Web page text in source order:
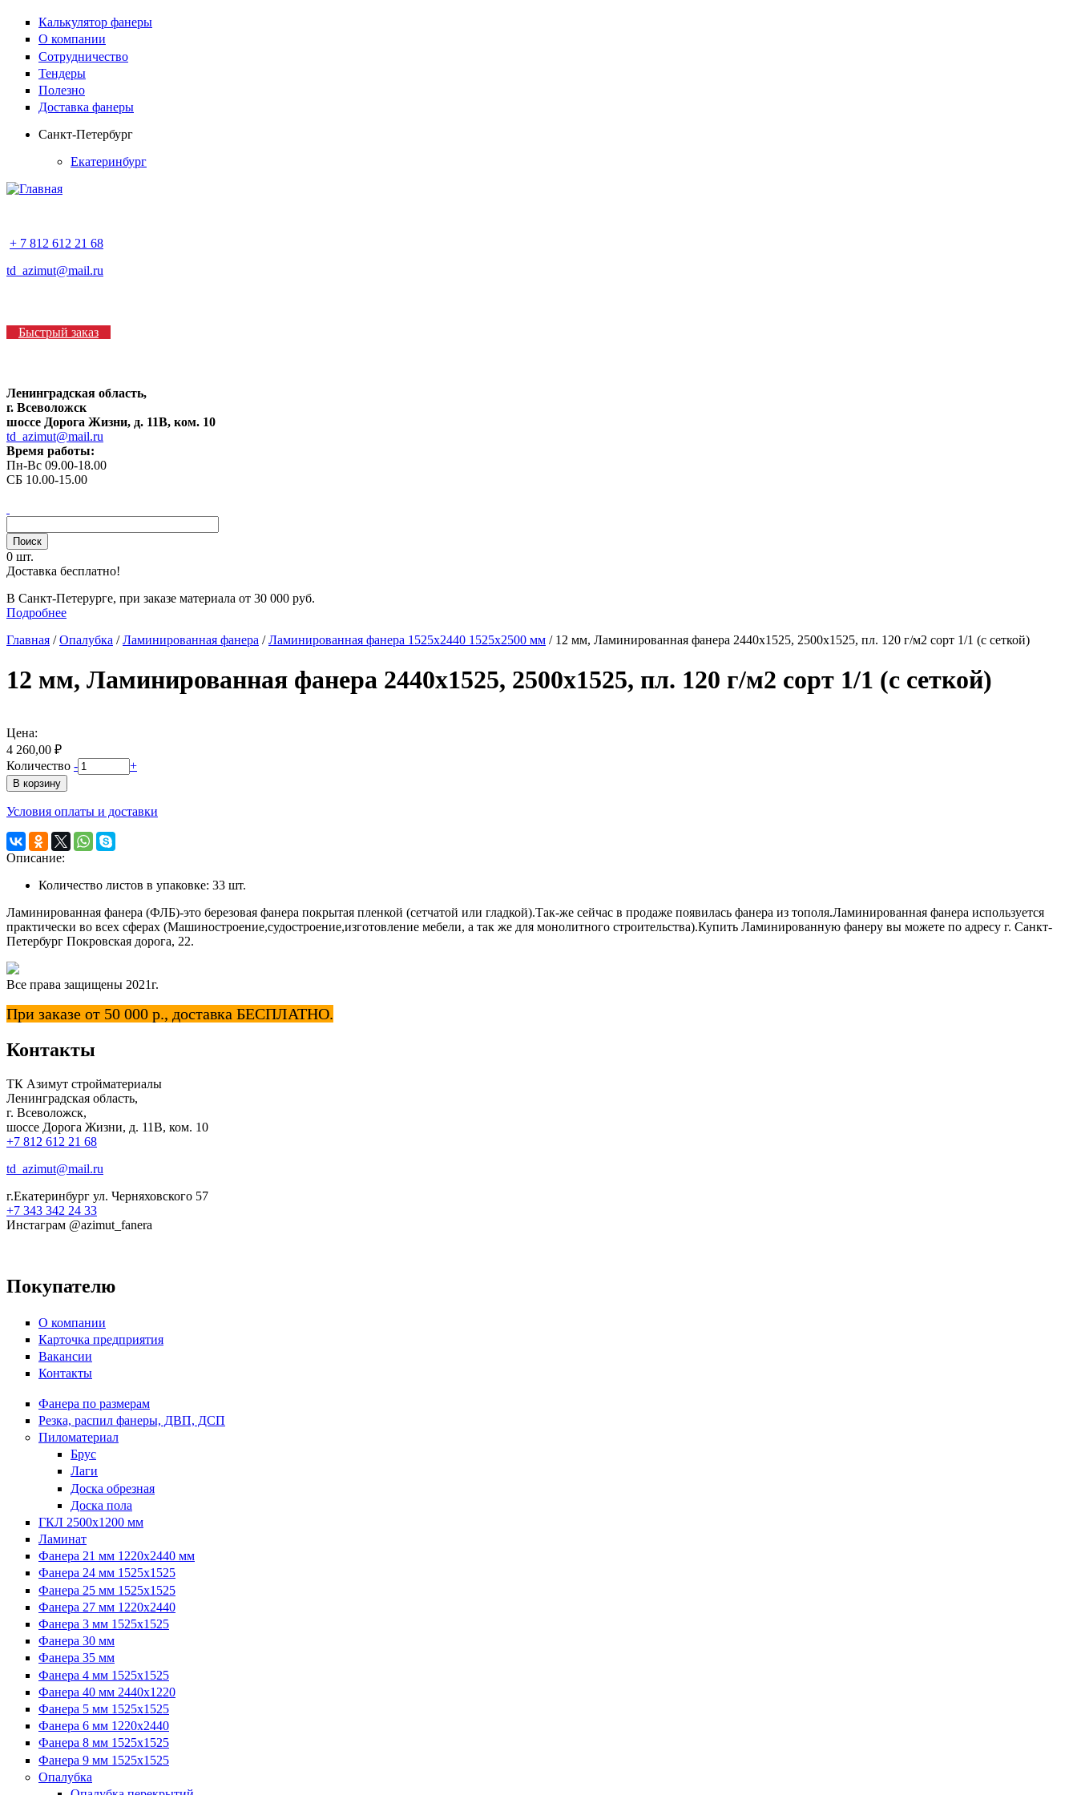
Калькулятор фанеры
О компании
Сотрудничество
Тендеры
Полезно
Доставка фанеры
Санкт-Петербург
Екатеринбург
+ 7 812 612 21 68
td_azimut@mail.ru
Быстрый заказ
Ленинградская область,
г. Всеволожск
шоссе Дорога Жизни, д. 11В, ком. 10
td_azimut@mail.ru
Время работы:
Пн-Вс 09.00-18.00
СБ 10.00-15.00
0 шт.
Доставка бесплатно!
В Санкт-Петерурге, при заказе материала от 30 000 руб.
Подробнее
Главная /Опалубка /Ламинированная фанера /Ламинированная фанера 1525х2440 1525х2500 мм / 12 мм, Ламинированная фанера 2440х1525, 2500х1525, пл. 120 г/м2 сорт 1/1 (с сеткой)
12 мм, Ламинированная фанера 2440х1525, 2500х1525, пл. 120 г/м2 сорт 1/1 (с сеткой)
Цена:
4 260,00 ₽
Количество - +
Условия оплаты и доставки
Описание:
Количество листов в упаковке: 33 шт.
Ламинированная фанера (ФЛБ)-это березовая фанера покрытая пленкой (сетчатой или гладкой).Так-же сейчас в продаже появилась фанера из тополя.Ламинированная фанера используется
практически во всех сферах (Машиностроение,судостроение,изготовление мебели, а так же для монолитного строительства).Купить Ламинированную фанеру вы можете по адресу г. Санкт-
Петербург Покровская дорога, 22.
Все права защищены 2021г.
При заказе от 50 000 р., доставка БЕСПЛАТНО.
Контакты
ТК Азимут стройматериалы
Ленинградская область,
г. Всеволожск,
шоссе Дорога Жизни, д. 11В, ком. 10
+7 812 612 21 68
td_azimut@mail.ru
г.Екатеринбург ул. Черняховского 57
+7 343 342 24 33
Инстаграм @azimut_fanera
Покупателю
О компании
Карточка предприятия
Вакансии
Контакты
Фанера по размерам
Резка, распил фанеры, ДВП, ДСП
Пиломатериал
Брус
Лаги
Доска обрезная
Доска пола
ГКЛ 2500х1200 мм
Ламинат
Фанера 21 мм 1220х2440 мм
Фанера 24 мм 1525х1525
Фанера 25 мм 1525х1525
Фанера 27 мм 1220х2440
Фанера 3 мм 1525х1525
Фанера 30 мм
Фанера 35 мм
Фанера 4 мм 1525х1525
Фанера 40 мм 2440х1220
Фанера 5 мм 1525х1525
Фанера 6 мм 1220х2440
Фанера 8 мм 1525х1525
Фанера 9 мм 1525х1525
Опалубка